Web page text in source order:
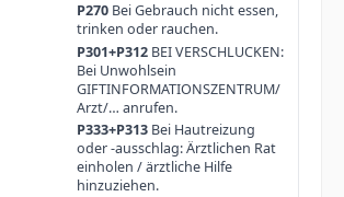
P270Bei Gebrauch nicht essen,
trinken oder rauchen.
P301+P312BEI VERSCHLUCKEN:
Bei Unwohlsein
GIFTINFORMATIONSZENTRUM/
Arzt/… anrufen.
P333+P313Bei Hautreizung
oder -ausschlag: Ärztlichen Rat
einholen / ärztliche Hilfe
hinzuziehen.